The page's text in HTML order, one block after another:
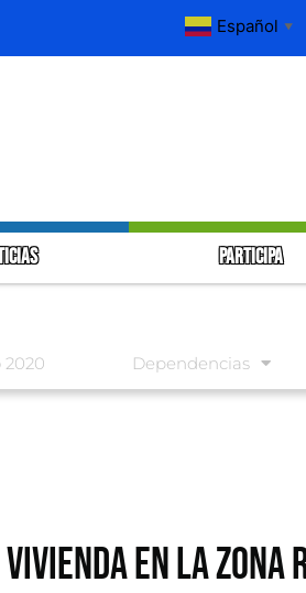
Español ▼
PARTICIPA
2020 Dependencias
EN LA ZONA